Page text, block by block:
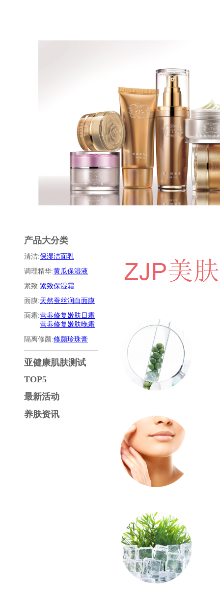
产品大分类
清洁:保湿洁面乳
调理精华:黄瓜保湿液
紧致:紧致保湿霜
面膜:天然蚕丝润白面膜
面霜:营养修复嫩肤日霜
营养修复嫩肤晚霜
隔离修颜:修颜珍珠膏
亚健康肌肤测试
TOP5
最新活动
养肤资讯